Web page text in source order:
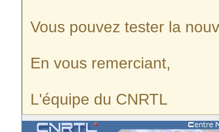
Vous pouvez tester la
En vous remerciant,
L'équipe du CNRTL